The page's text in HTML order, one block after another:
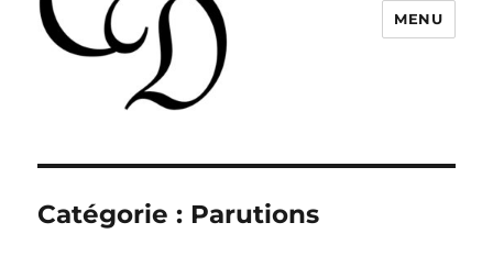
MENU
Catégorie : Parutions